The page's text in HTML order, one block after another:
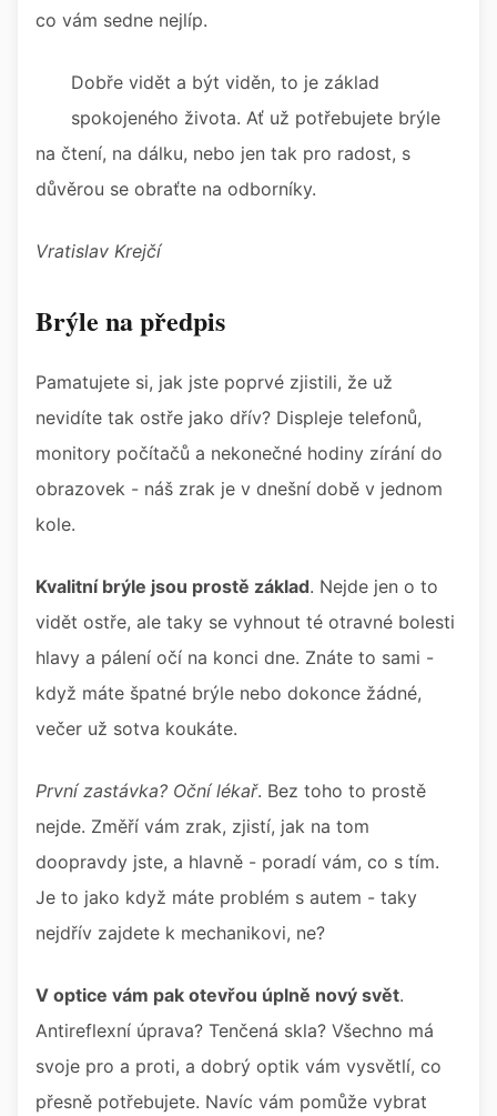
co vám sedne nejlíp.
Dobře vidět a být viděn, to je základ
spokojeného života. Ať už potřebujete brýle
na čtení, na dálku, nebo jen tak pro radost, s
důvěrou se obraťte na odborníky.
Vratislav Krejčí
Brýle na předpis
Pamatujete si, jak jste poprvé zjistili, že už
nevidíte tak ostře jako dřív? Displeje telefonů,
monitory počítačů a nekonečné hodiny zírání do
obrazovek - náš zrak je v dnešní době v jednom
kole.
Kvalitní brýle jsou prostě základ. Nejde jen o to
vidět ostře, ale taky se vyhnout té otravné bolesti
hlavy a pálení očí na konci dne. Znáte to sami -
když máte špatné brýle nebo dokonce žádné,
večer už sotva koukáte.
První zastávka? Oční lékař. Bez toho to prostě
nejde. Změří vám zrak, zjistí, jak na tom
doopravdy jste, a hlavně - poradí vám, co s tím.
Je to jako když máte problém s autem - taky
nejdřív zajdete k mechanikovi, ne?
V optice vám pak otevřou úplně nový svět.
Antireflexní úprava? Tenčená skla? Všechno má
svoje pro a proti, a dobrý optik vám vysvětlí, co
přesně potřebujete. Navíc vám pomůže vybrat